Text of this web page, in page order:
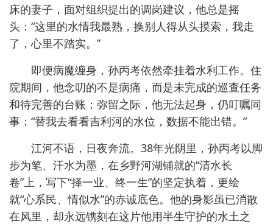
床的妻子，面对组织提出的调岗建议，他总是摇
头：“这里的水情我最熟，换别人得从头摸索，我走
了，心里不踏实。”
即便病魔缠身，孙丙考依然牵挂着水利工作。住
院期间，他念叨的不是病痛，而是未完成的巡查任务
和待完善的台账；弥留之际，他无法起身，仍叮嘱同
事：“替我去看看吉利河的水位，数据不能出错。”
江河不语，日夜奔流。38年光阴里，孙丙考以脚
步为笔、汗水为墨，在乡野河湖铺就的“清水长
卷”上，写下“择一业、终一生”的坚定执着，更绘
就“心系民、情似水”的赤诚底色。他的身影虽已消散
在风里，却永远镌刻在这片他用半生守护的水土之